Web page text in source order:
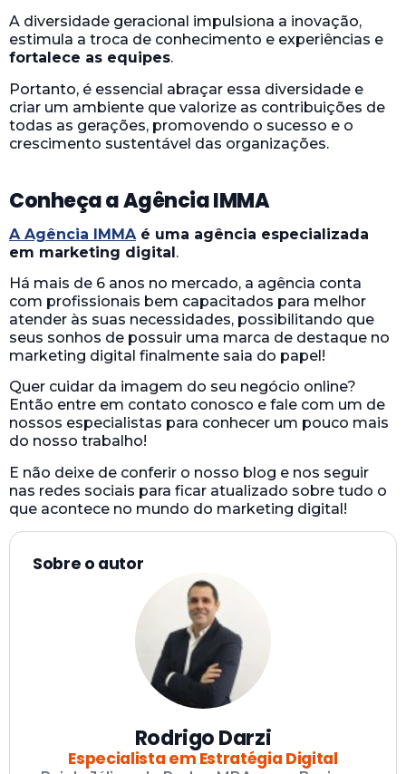
A diversidade geracional impulsiona a inovação,
estimula a troca de conhecimento e experiências e
fortalece as equipes.
Portanto, é essencial abraçar essa diversidade e
criar um ambiente que valorize as contribuições de
todas as gerações, promovendo o sucesso e o
crescimento sustentável das organizações.
Conheça a Agência IMMA
A Agência IMMA é uma agência especializada
em marketing digital.
Há mais de 6 anos no mercado, a agência conta
com profissionais bem capacitados para melhor
atender às suas necessidades, possibilitando que
seus sonhos de possuir uma marca de destaque no
marketing digital finalmente saia do papel!
Quer cuidar da imagem do seu negócio online?
Então entre em contato conosco e fale com um de
nossos especialistas para conhecer um pouco mais
do nosso trabalho!
E não deixe de conferir o nosso blog e nos seguir
nas redes sociais para ficar atualizado sobre tudo o
que acontece no mundo do marketing digital!
Sobre o autor
Rodrigo Darzi
Especialista em Estratégia Digital